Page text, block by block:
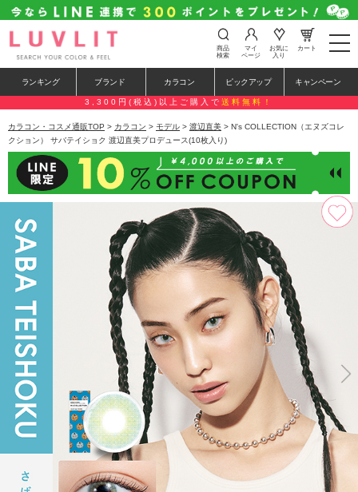
t
o
e
n
a
a
i
o
n
商品
検索
マイ
ページ
お気に
入り
カート
ランキング ブランド カラコン ピックアップ キャンペーン
3,300円(税込)以上ご購入で 送料無料！
カラコン・コスメ通販TOP > カラコン > モデル > 渡辺直美 > N's COLLECTION（エヌズコレ
クション） サバテイショク 渡辺直美プロデュース(10枚入り)